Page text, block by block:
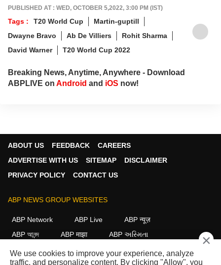
PUBLISHED AT : WED, OCTOBER 5,2022, 3:00 PM (IST)
Tags : T20 World Cup
Martin-guptill
Dwayne Bravo
Ab De Villiers
Rohit Sharma
David Warner
T20 World Cup 2022
Breaking News, Anytime, Anywhere - Download
ABPLIVE on Android and iOS now!
ABOUT US FEEDBACK
CAREERS
ADVERTISE WITH US
SITEMAP
DISCLAIMER
PRIVACY POLICY
CONTACT US
ABP NEWS GROUP WEBSITES
ABP Network ABP Live
ABP न्यूज़
ABP আনন্দ
ABP माझा
ABP અસ્મિતા
ABP Ganga
ABP ਸਾਂਝਾ ABP நாடு ABP దేశం ×
We use cookies to improve your experience, analyze
traffic, and personalize content. By clicking "Allow", you